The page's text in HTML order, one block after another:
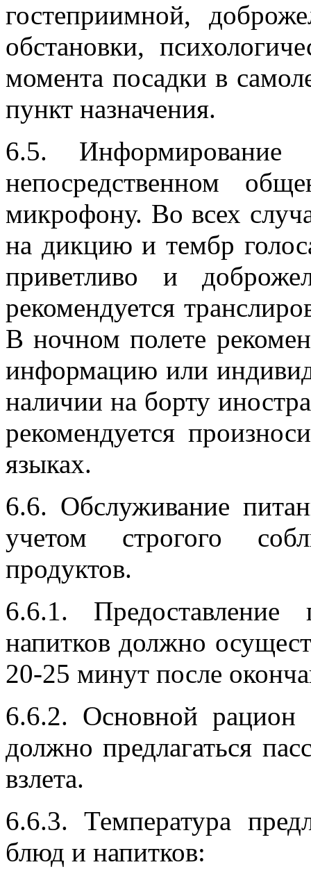
гостеприимной,
обстановки,
момента посадки в
пункт назначения.
6.5. Информирование
непосредственном
микрофону. Во всех
на дикцию и тембр
приветливо и
рекомендуется
В ночном полете
информацию или
наличии на борту
рекомендуется
языках.
6.6. Обслуживание
учетом строгого
продуктов.
6.6.1. Предоставление
напитков должно
20-25 минут после
6.6.2. Основной рацион
должно предлагаться
взлета.
6.6.3. Температура
блюд и напитков: